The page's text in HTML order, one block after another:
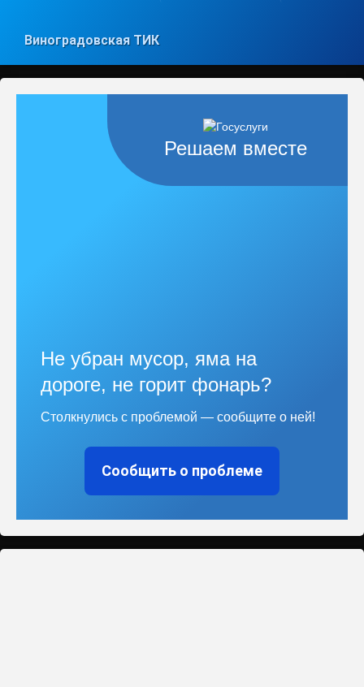
Виноградовская ТИК
Решаем вместе
Не убран мусор, яма на
дороге, не горит фонарь?
Столкнулись с проблемой — сообщите о ней!
Сообщить о проблеме